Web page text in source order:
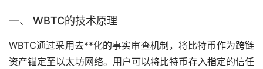
一、 WBTC的技术原理
WBTC通过采用去**化的事实审查机制，将比特币作为跨链
资产锚定至以太坊网络。用户可以将比特币存入指定的信任